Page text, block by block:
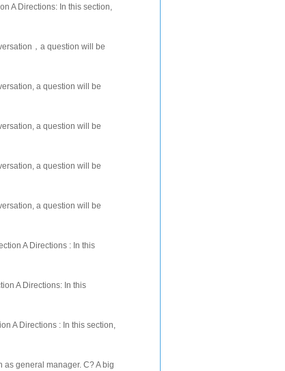
A Directions: In this section,
，a question will be
a question will be
a question will be
a question will be
a question will be
A Directions : In this
A Directions: In this
A Directions : In this section,
as general manager. C? A big